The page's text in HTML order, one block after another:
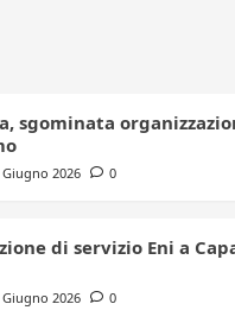
sgominata
Giugno 2026 0
di servizio Eni a
Giugno 2026 0